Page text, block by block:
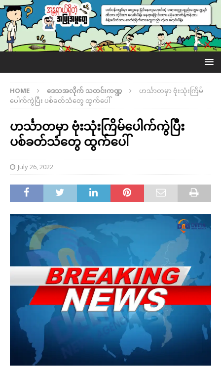
HOME ဒေသအလိုက် သတင်းကဏ္ဍ
ဟင်္သာတမှာ ဗုံးသုံးကြိမ်
ပေါက်ကွဲပြီး ပစ်ခတ်သံတွေ ထွက်ပေါ်
ဟင်္သာတမှာ ဗုံးသုံးကြိမ်ပေါက်ကွဲပြီး
ပစ်ခတ်သံတွေ ထွက်ပေါ်
July 26, 2022